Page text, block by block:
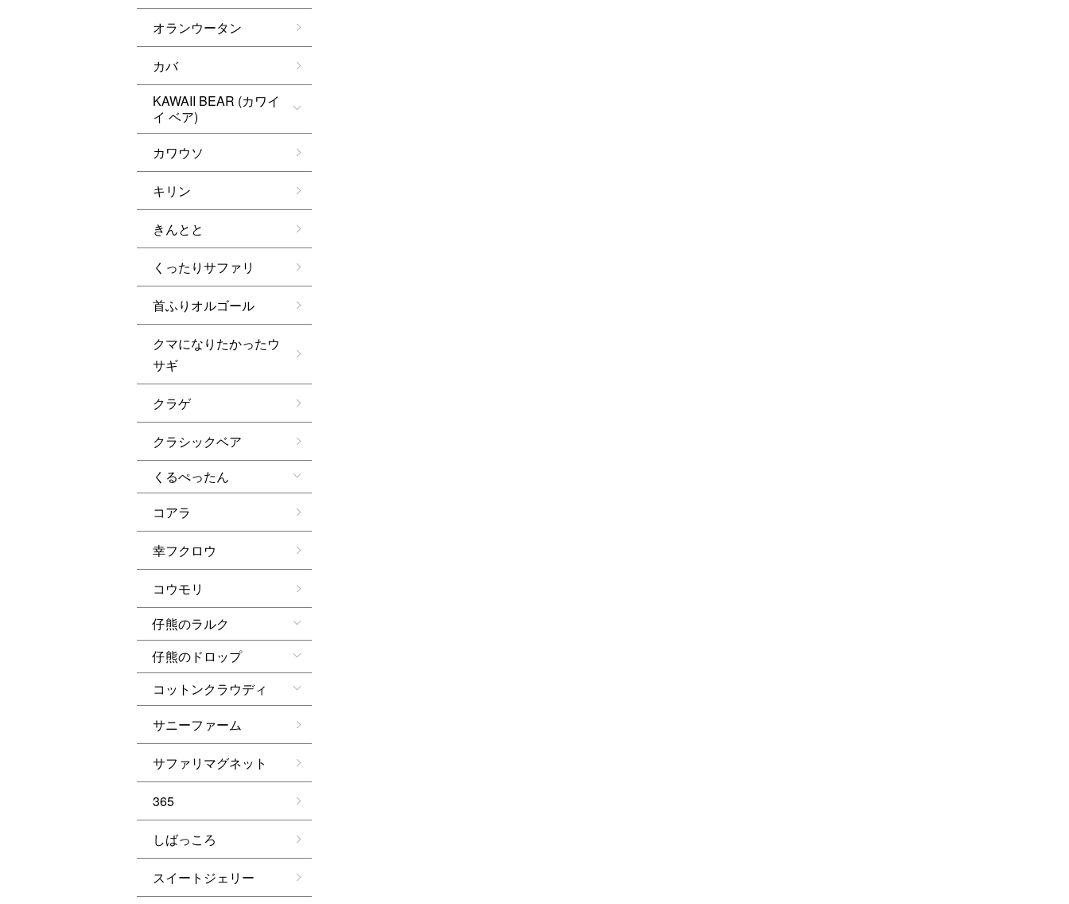
オランウータン
カバ
KAWAII BEAR (カワイ
イ ベア)
カワウソ
キリン
きんとと
くったりサファリ
首ふりオルゴール
クマになりたかったウ
サギ
クラゲ
クラシックベア
くるぺったん
コアラ
幸フクロウ
コウモリ
仔熊のラルク
仔熊のドロップ
コットンクラウディ
サニーファーム
サファリマグネット
365
しばっころ
スイートジェリー